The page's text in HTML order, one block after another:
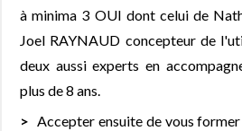
à minima 3 OUI dont celui de
Joel RAYNAUD concepteur de
deux aussi experts en
plus de 8 ans.
Accepter ensuite de vous